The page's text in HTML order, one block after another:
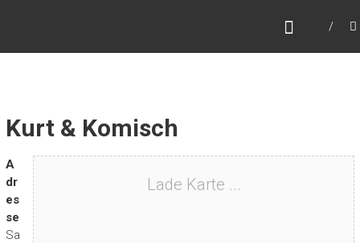
Kurt & Komisch
Lade Karte ...
A
dr
es
se
Sa